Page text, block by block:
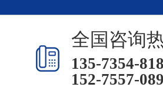
联系方式 在线
全国咨询
135-7354-
152-7557-